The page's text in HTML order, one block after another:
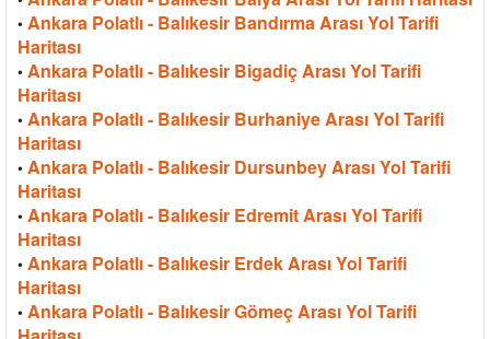
• Ankara Polatlı - Balıkesir Bandırma Arası Yol Tarifi
Haritası
• Ankara Polatlı - Balıkesir Bigadiç Arası Yol Tarifi
Haritası
• Ankara Polatlı - Balıkesir Burhaniye Arası Yol Tarifi
Haritası
• Ankara Polatlı - Balıkesir Dursunbey Arası Yol Tarifi
Haritası
• Ankara Polatlı - Balıkesir Edremit Arası Yol Tarifi
Haritası
• Ankara Polatlı - Balıkesir Erdek Arası Yol Tarifi
Haritası
• Ankara Polatlı - Balıkesir Gömeç Arası Yol Tarifi